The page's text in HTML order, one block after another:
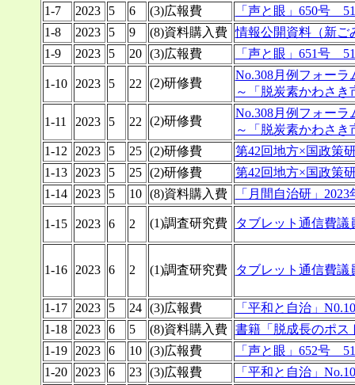
1-7
2023 5 6 (3)広報費
「声と眼」650号
1-8
2023 5 9 (8)資料購入費 情報公開資料（新ご
1-9
2023 5 20 (3)広報費 「声と眼」651号
1-10 2023 5 22 (2)研修費
No.308月例フォー
～「脱炭素かわさ
1-11 2023 5 22 (2)研修費
No.308月例フォー
～「脱炭素かわさ
1-12
2023 5 25 (2)研修費
第42回地方×国政策
1-13
2023 5 25 (2)研修費
第42回地方×国政策
1-14
2023 5 10 (8)資料購入費 「月間自治研」
1-15 2023 6 2 (1)調査研究費 タブレット通信費議
1-16 2023 6 2 (1)調査研究費 タブレット通信費議
1-17 2023 5 24 (3)広報費
「平和と自治」
1-18
2023 6 5 (8)資料購入費
書籍「脱成長のポス
1-19
2023 6 10 (3)広報費
「声と眼」652号
1-20
2023 6 23 (3)広報費
「平和と自治」